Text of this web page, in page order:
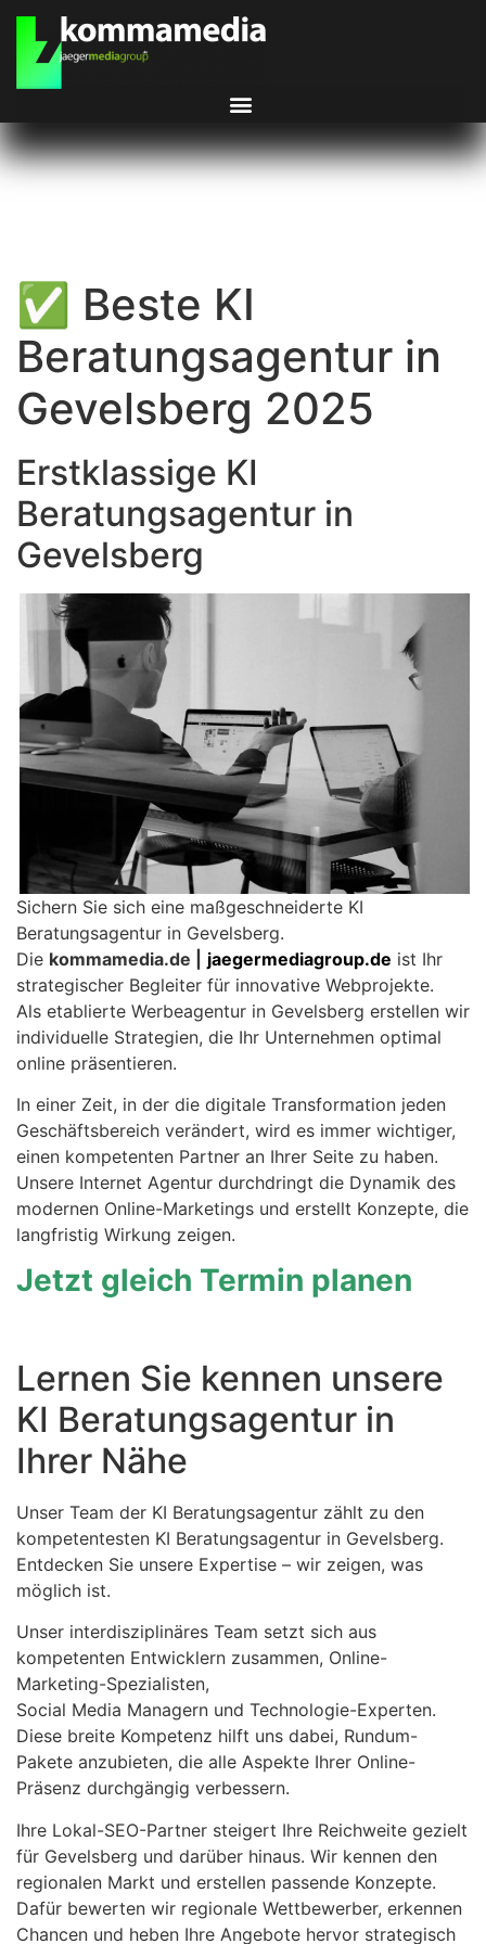
✅ Beste KI
Beratungsagentur in
Gevelsberg 2025
Erstklassige KI
Beratungsagentur in
Gevelsberg
Sichern Sie sich eine maßgeschneiderte KI
Beratungsagentur in Gevelsberg.
Die kommamedia.de | jaegermediagroup.de ist Ihr
strategischer Begleiter für innovative Webprojekte.
Als etablierte Werbeagentur in Gevelsberg erstellen wir
individuelle Strategien, die Ihr Unternehmen optimal
online präsentieren.
In einer Zeit, in der die digitale Transformation jeden
Geschäftsbereich verändert, wird es immer wichtiger,
einen kompetenten Partner an Ihrer Seite zu haben.
Unsere Internet Agentur durchdringt die Dynamik des
modernen Online-Marketings und erstellt Konzepte, die
langfristig Wirkung zeigen.
Jetzt gleich Termin planen
Lernen Sie kennen unsere
KI Beratungsagentur in
Ihrer Nähe
Unser Team der KI Beratungsagentur zählt zu den
kompetentesten KI Beratungsagentur in Gevelsberg.
Entdecken Sie unsere Expertise – wir zeigen, was
möglich ist.
Unser interdisziplinäres Team setzt sich aus
kompetenten Entwicklern zusammen, Online-
Marketing-Spezialisten,
Social Media Managern und Technologie-Experten.
Diese breite Kompetenz hilft uns dabei, Rundum-
Pakete anzubieten, die alle Aspekte Ihrer Online-
Präsenz durchgängig verbessern.
Ihre Lokal-SEO-Partner steigert Ihre Reichweite gezielt
für Gevelsberg und darüber hinaus. Wir kennen den
regionalen Markt und erstellen passende Konzepte.
Dafür bewerten wir regionale Wettbewerber, erkennen
Chancen und heben Ihre Angebote hervor strategisch